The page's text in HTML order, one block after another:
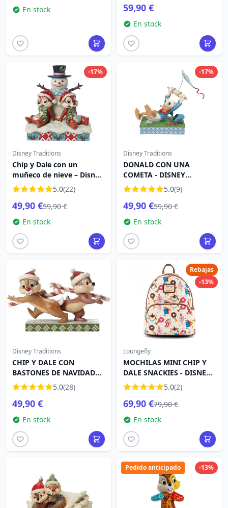
En stock
59,90 €
En stock
-17%
Disney Traditions
Chip y Dale con un
muñeco de nieve – Disney
Traditions
5.0(22)
49,90 €59,90 €
En stock
-17%
Disney Traditions
DONALD CON UNA
COMETA - DISNEY
TRADITIONS5.0(9)
49,90 €59,90 €
En stock
Disney Traditions
CHIP Y DALE CON
BASTONES DE NAVIDAD
DISNEY TRADITIONS
5.0(28)
49,90 €
En stock
Rebajas
-13%
Loungefly
MOCHILAS MINI CHIP Y
DALE SNACKIES - DISNEY
LOUNGEFLY5.0(2)
69,90 €79,90 €
En stock
-13%
Pedido anticipado